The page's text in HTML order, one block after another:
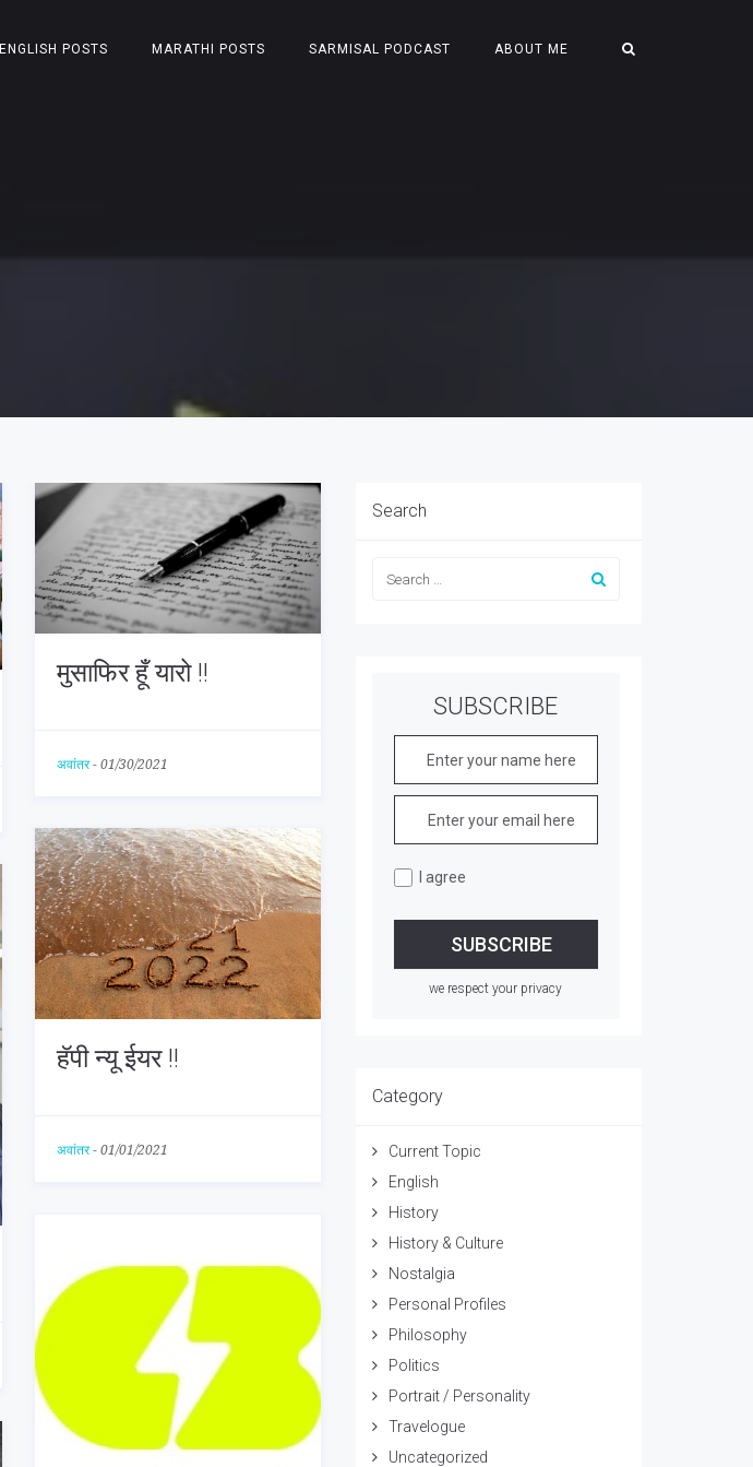
ENGLISH POSTS MARATHI POSTS SARMISAL PODCAST ABOUT ME
मुसाफिर हूँ यारो !!
अवांतर- 01/30/2021
हॅपी न्यू ईयर !!
अवांतर- 01/01/2021
Search
SUBSCRIBE
I agree
we respect your privacy
Category
Current Topic
English
History
History & Culture
Nostalgia
Personal Profiles
Philosophy
Politics
Portrait / Personality
Travelogue
Uncategorized